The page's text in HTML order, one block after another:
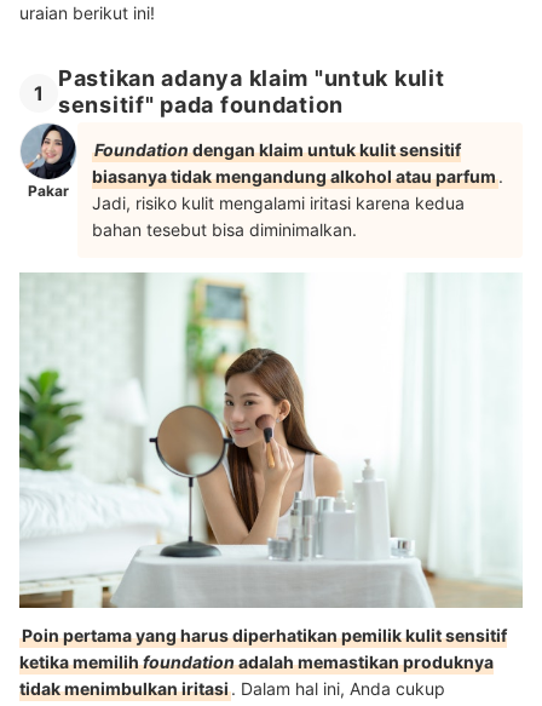
uraian berikut ini!
1
Pastikan adanya klaim "untuk kulit
sensitif" pada foundation
Pakar
Foundationdengan klaim untuk kulit sensitif
biasanya tidak mengandung alkohol atau parfum.
Jadi, risiko kulit mengalami iritasi karena kedua
bahan tesebut bisa diminimalkan.
Poin pertama yang harus diperhatikan pemilik kulit sensitif
ketika memilihfoundationadalah memastikan produknya
tidak menimbulkan iritasi. Dalam hal ini, Anda cukup